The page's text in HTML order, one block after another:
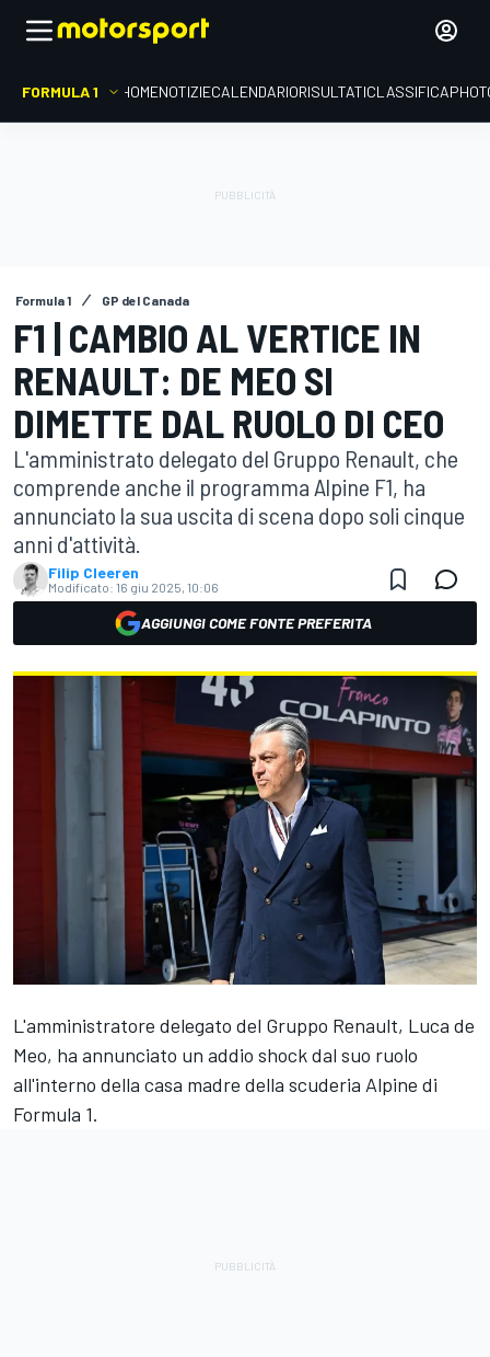
FORMULA 1 HOMENOTIZIECALENDARIORISULTATICLASSIFICA
Formula 1 GP del Canada
F1 | CAMBIO AL VERTICE IN
RENAULT: DE MEO SI
DIMETTE DAL RUOLO DI CEO
L'amministrato delegato del Gruppo Renault, che
comprende anche il programma Alpine F1, ha
annunciato la sua uscita di scena dopo soli cinque
anni d'attività.
Filip Cleeren
Modificato: 16 giu 2025, 10:06
AGGIUNGI COME FONTE PREFERITA
L'amministratore delegato del Gruppo Renault, Luca de
Meo, ha annunciato un addio shock dal suo ruolo
all'interno della casa madre della scuderia Alpine di
Formula 1.